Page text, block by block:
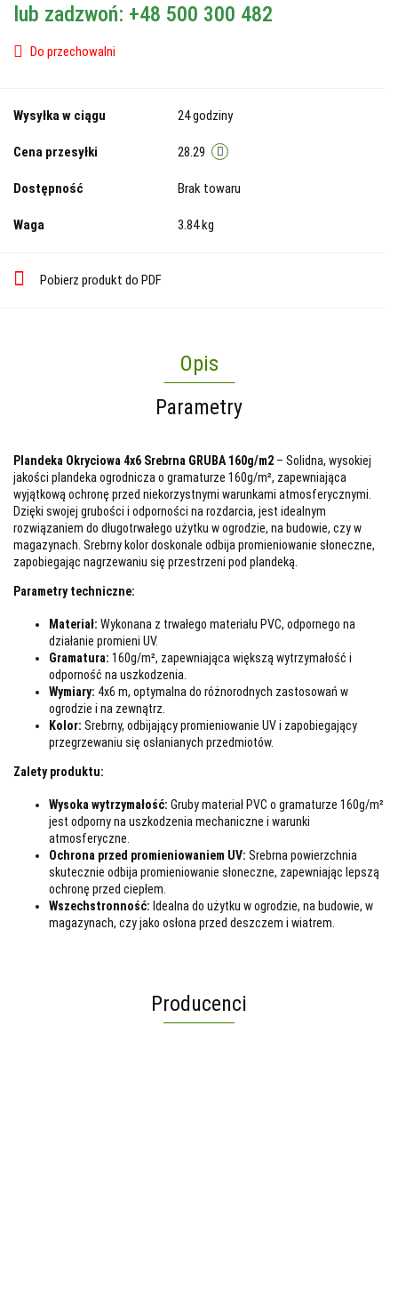
lub zadzwoń: +48 500 300 482
Do przechowalni
Wysyłka w ciągu 24 godziny
Cena przesyłki 28.29
Dostępność Brak towaru
Waga 3.84 kg
Pobierz produkt do PDF
Opis
Parametry
Plandeka Okryciowa 4x6 Srebrna GRUBA 160g/m2 – Solidna, wysokiej
jakości plandeka ogrodnicza o gramaturze 160g/m², zapewniająca
wyjątkową ochronę przed niekorzystnymi warunkami atmosferycznymi.
Dzięki swojej grubości i odporności na rozdarcia, jest idealnym
rozwiązaniem do długotrwałego użytku w ogrodzie, na budowie, czy w
magazynach. Srebrny kolor doskonale odbija promieniowanie słoneczne,
zapobiegając nagrzewaniu się przestrzeni pod plandeką.
Parametry techniczne:
Materiał: Wykonana z trwałego materiału PVC, odpornego na
działanie promieni UV.
Gramatura: 160g/m², zapewniająca większą wytrzymałość i
odporność na uszkodzenia.
Wymiary: 4x6 m, optymalna do różnorodnych zastosowań w
ogrodzie i na zewnątrz.
Kolor: Srebrny, odbijający promieniowanie UV i zapobiegający
przegrzewaniu się osłanianych przedmiotów.
Zalety produktu:
Wysoka wytrzymałość: Gruby materiał PVC o gramaturze 160g/m²
jest odporny na uszkodzenia mechaniczne i warunki
atmosferyczne.
Ochrona przed promieniowaniem UV: Srebrna powierzchnia
skutecznie odbija promieniowanie słoneczne, zapewniając lepszą
ochronę przed ciepłem.
Wszechstronność: Idealna do użytku w ogrodzie, na budowie, w
magazynach, czy jako osłona przed deszczem i wiatrem.
Producenci